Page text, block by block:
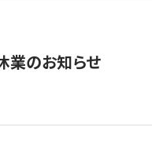
業のお知らせ